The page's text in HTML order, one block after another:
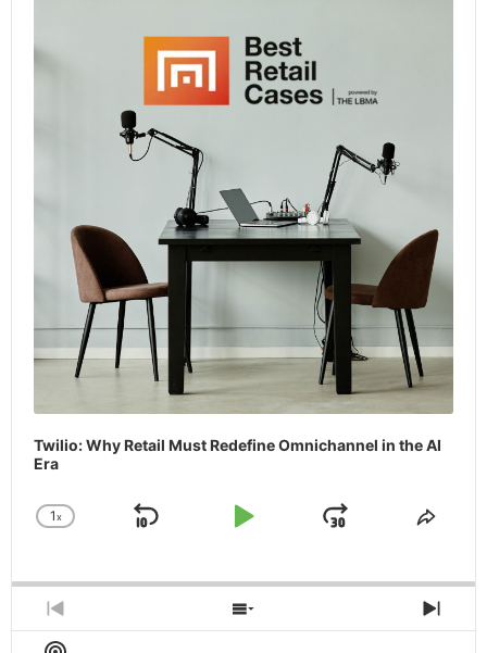
Twilio: Why Retail Must Redefine Omnichannel in the AI
Era
Change
1x
Skip
Play
Jump
Share
Previous
Episode
Show
Episodes
Next